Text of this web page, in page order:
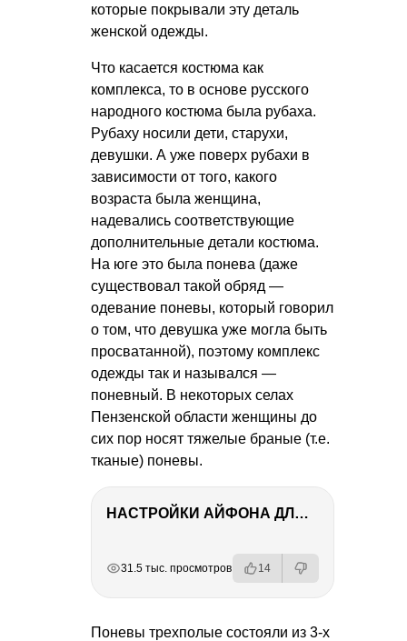
которые покрывали эту деталь
женской одежды.
Что касается костюма как
комплекса, то в основе русского
народного костюма была рубаха.
Рубаху носили дети, старухи,
девушки. А уже поверх рубахи в
зависимости от того, какого
возраста была женщина,
надевались соответствующие
дополнительные детали костюма.
На юге это была понева (даже
существовал такой обряд —
одевание поневы, который говорил
о том, что девушка уже могла быть
просватанной), поэтому комплекс
одежды так и назывался —
поневный. В некоторых селах
Пензенской области женщины до
сих пор носят тяжелые браные (т.е.
тканые) поневы.
НАСТРОЙКИ АЙФОНА ДЛЯ ФОТО И ВИДЕО
31.5 тыс. просмотров 14
Поневы трехполые состояли из 3-х